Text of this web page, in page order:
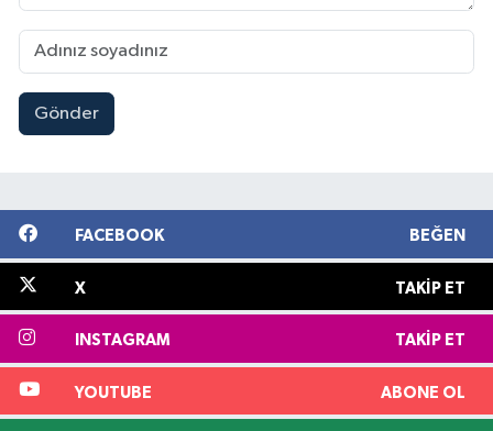
Gönder
FACEBOOK BEĞEN
X TAKIP ET
INSTAGRAM TAKIP ET
YOUTUBE ABONE OL